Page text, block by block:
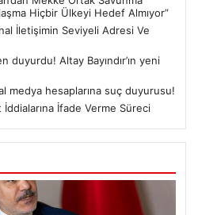
Hiçbir Ülkeyi Hedef Almıyor”
İletişimin Seviyeli Adresi Ve
Altay Bayındır’ın yeni
medya hesaplarına suç duyurusu!
İfade Verme Süreci